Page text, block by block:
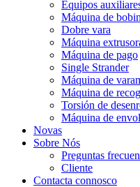
Equipos
Máquina de
Dobre vara
Máquina
Máquina de pago
Single Strander
Máquina de
Máquina de
Torsión de
Máquina de
Novas
Sobre Nós
Preguntas
Cliente
Contacta connosco